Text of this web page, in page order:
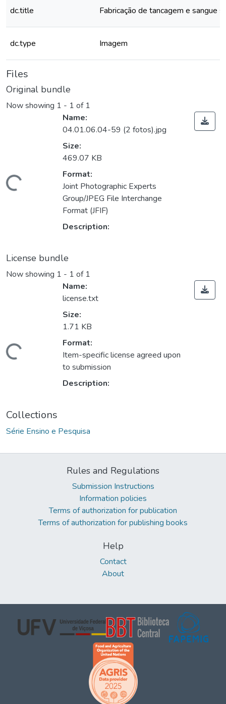
dc.title Fabricação de tancagem e sangue
dc.type Imagem
Files
Original bundle
Now showing 1 - 1 of 1
Name:
04.01.06.04-59 (2 fotos).jpg
Size:
469.07 KB
Format:
Joint Photographic Experts
Group/JPEG File Interchange
Format (JFIF)
Description:
License bundle
Now showing 1 - 1 of 1
Name:
license.txt
Size:
1.71 KB
Format:
Item-specific license agreed upon
to submission
Description:
Collections
Série Ensino e Pesquisa
Rules and Regulations
Submission Instructions
Information policies
Terms of authorization for publication
Terms of authorization for publishing books
Help
Contact
About